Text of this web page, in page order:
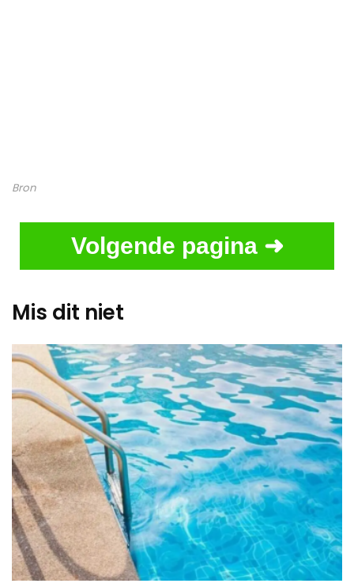
Bron
Volgende pagina ➜
Mis dit niet